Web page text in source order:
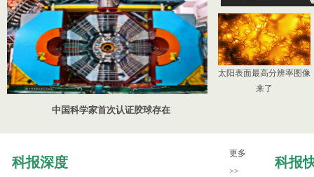
中国科学家首次认证胶球存在
太阳表面最高分辨率图像
来了
科报深度
更多
>>
科报